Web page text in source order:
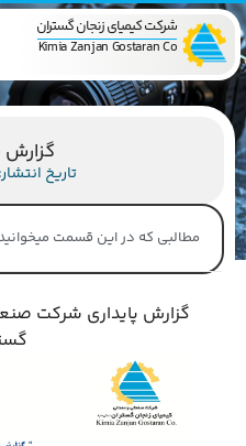
شرکت کیمیای زنجان گستران
Kimia Zanjan Gostaran Co
گزارش
تاریخ انتشار: 5 آذر 1403
مطالبی که در این قسمت
گزارش پایداری شرکت